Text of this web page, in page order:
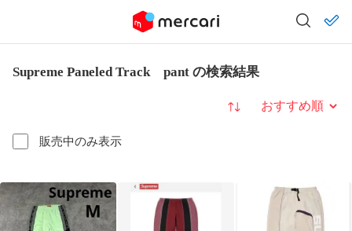
Supreme Paneled Track pant の検索結果
販売中のみ表示
並び替え